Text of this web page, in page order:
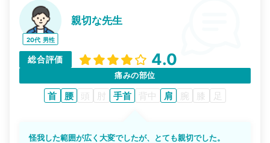
20代 男性
親切な先生
総合評価 4.0
痛みの部位
首 腰 頭 肘 手首 背中 肩 腕 膝 足
怪我した範囲が広く大変でしたが、とても親切でした。